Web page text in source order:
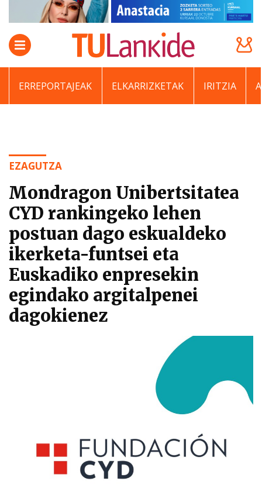
ERREPORTAJEAK ELKARRIZKETAK IRITZIA
EZAGUTZA
Mondragon Unibertsitatea
CYD rankingeko lehen
postuan dago eskualdeko
ikerketa-funtsei eta
Euskadiko enpresekin
egindako argitalpenei
dagokienez